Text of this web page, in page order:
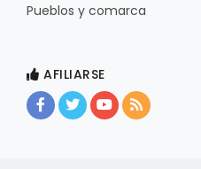
Pueblos y comarca
AFILIARSE